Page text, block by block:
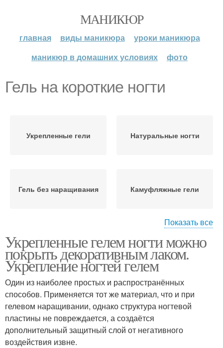
МАНИКЮР
главная виды маникюра
уроки маникюра
маникюр в домашних условиях
фото
Гель на короткие ногти
Укрепленные гели Натуральные ногти
Гель без наращивания Камуфляжные гели
Гель на ногти Ногти без наращивания
Гель под гель-лак
Показать все
Укрепленные гелем ногти можно
покрыть декоративным лаком.
Укрепление ногтей гелем
Один из наиболее простых и распространённых
способов. Применяется тот же материал, что и при
гелевом наращивании, однако структура ногтевой
пластины не повреждается, а создаётся
дополнительный защитный слой от негативного
воздействия извне.